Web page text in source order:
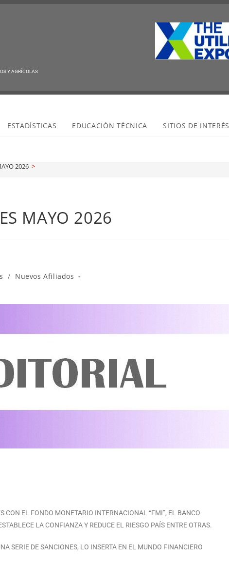
Y AGRÍCOLAS
ESTADÍSTICAS EDUCACIÓN TÉCNICA SITIOS DE INTERÉS
2026 >
MAYO 2026
/ Nuevos Afiliados
CON EL FONDO MONETARIO INTERNACIONAL “FMI”, EL BANCO
LA CONFIANZA Y REDUCE EL RIESGO PAÍS ENTRE OTRAS.
SERIE DE SANCIONES, LO INSERTA EN EL MUNDO FINANCIERO